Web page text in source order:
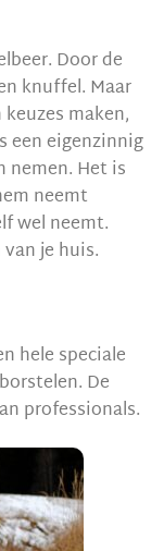
Door de
knuffel. Maar
maken,
een eigenzinnig
nemen. Het is
neemt
wel neemt.
je huis.
hele speciale
De
professionals.